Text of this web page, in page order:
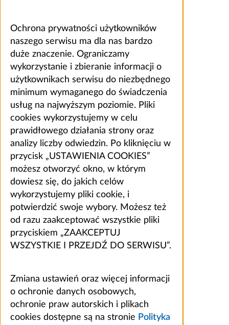
Ochrona prywatności użytkowników
naszego serwisu ma dla nas bardzo
duże znaczenie. Ograniczamy
wykorzystanie i zbieranie informacji o
użytkownikach serwisu do niezbędnego
minimum wymaganego do świadczenia
usług na najwyższym poziomie. Pliki
cookies wykorzystujemy w celu
prawidłowego działania strony oraz
analizy liczby odwiedzin. Po kliknięciu w
przycisk „USTAWIENIA COOKIES”
możesz otworzyć okno, w którym
dowiesz się, do jakich celów
wykorzystujemy pliki cookie, i
potwierdzić swoje wybory. Możesz też
od razu zaakceptować wszystkie pliki
przyciskiem „ZAAKCEPTUJ
WSZYSTKIE I PRZEJDŹ DO SERWISU”.
Zmiana ustawień oraz więcej informacji
o ochronie danych osobowych,
ochronie praw autorskich i plikach
cookies dostępne są na stronie Polityka